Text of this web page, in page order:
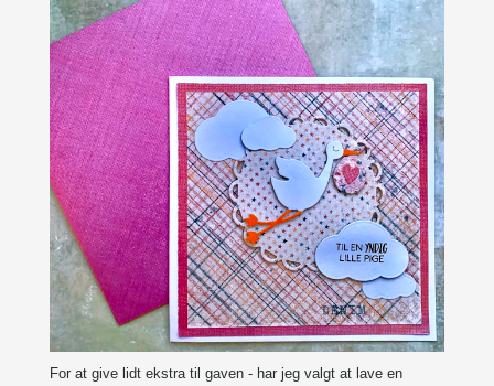
For at give lidt ekstra til gaven - har jeg valgt at lave en